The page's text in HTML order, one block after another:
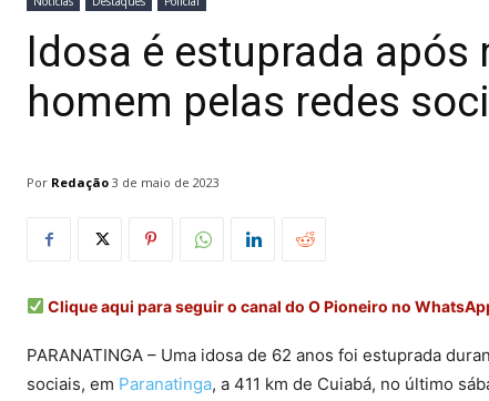
Idosa é estuprada
homem pelas redes
Por Redação 3 de maio de 2023
Clique aqui para seguir o canal do O Pioneiro no
PARANATINGA – Uma idosa de 62 anos foi estuprada
sociais, em Paranatinga, a 411 km de Cuiabá, no último